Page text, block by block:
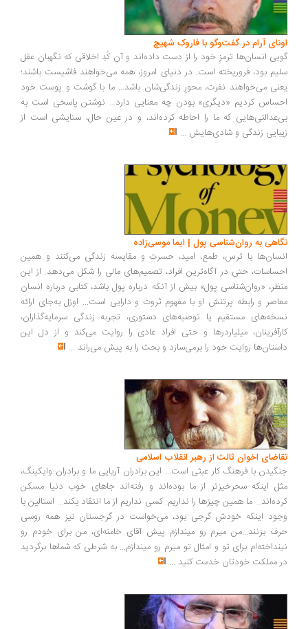
آرام در گفت‌وگو با فاروک شهیچ‭
انسان‌ها ترمزِ خود را از دست داده‌اند و آن کُدِ اخلاقی که نگهبان عقل
بود، فروریخته است. در دنیای امروز، همه می‌خواهند فاشیست باشند؛
می‌خواهند نفرت، محورِ زندگی‌شان باشد... ما با گوشت و پوست خود
کردیم «دیگری» بودن چه معنایی دارد... نوشتن پاسخی است به
که ما را احاطه کرده‌اند، و در عین حال، ستایشی است از
زندگی و شادی‌هایش...
به روان‌شناسی پول | ایما موسی‌زاده
با ترس، طمع، امید، حسرت و مقایسه زندگی می‌کنند و همین
حتی در آگاه‌ترین افراد، تصمیم‌های مالی را شکل می‌دهد. از این
«روان‌شناسی پول» بیش از آنکه درباره پول باشد، کتابی درباره انسان
و رابطه پرتنش او با مفهوم ثروت و دارایی است... اوزل به‌جای ارائه
مستقیم یا توصیه‌های دستوری، تجربه زندگی سرمایه‌گذاران،
میلیاردرها و حتی افراد عادی را روایت می‌کند و از دل این
روایت خود را برمی‌سازد و بحث را به پیش می‌راند...
اخوان ثالث از رهبر انقلاب اسلامی
با فرهنگ کار عبثی است... این برادران آریایی ما و برادران وایکینگ،
اینکه سحرخیزتر از ما بوده‌اند و رفته‌اند جاهای خوب دنیا مسکن
ما همین چیزها را نداریم. کسی نداریم از ما انتقاد بکند... استالین با
اینکه خودش گرجی بود، می‌خواست در گرجستان نیز همه روسی
بزنند...من میرم رو میندازم پیش آقای خامنه‌ای، من برای خودم رو
برای تو و امثال تو میرم رو میندازم... به شرطی که شماها برگردید
مملکت خودتان خدمت کنید...